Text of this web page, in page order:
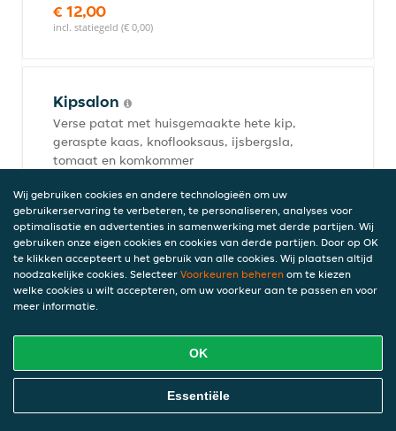
€ 12,00
incl. statiegeld (€ 0,00)
Kipsalon
Verse patat met huisgemaakte hete kip,
geraspte kaas, knoflooksaus, ijsbergsla,
tomaat en komkommer
incl. statiegeld (€ 0,00)
Schotels
Al onze Schotels worden geserveerd met Verse Patat
Loempia met verse patat, 1 stokje saté,
satésaus, gefruite uien, gebakken ei, ham
en rundersalade
Online Eten Bestellen
Wij gebruiken cookies en andere technologieën om uw
gebruikerservaring te verbeteren, te personaliseren, analyses voor
optimalisatie en advertenties in samenwerking met derde partijen. Wij
gebruiken onze eigen cookies en cookies van derde partijen. Door op OK
te klikken accepteert u het gebruik van alle cookies. Wij plaatsen altijd
noodzakelijke cookies. Selecteer Voorkeuren beheren om te kiezen
welke cookies u wilt accepteren, om uw voorkeur aan te passen en voor
meer informatie.
OK
Essentiële